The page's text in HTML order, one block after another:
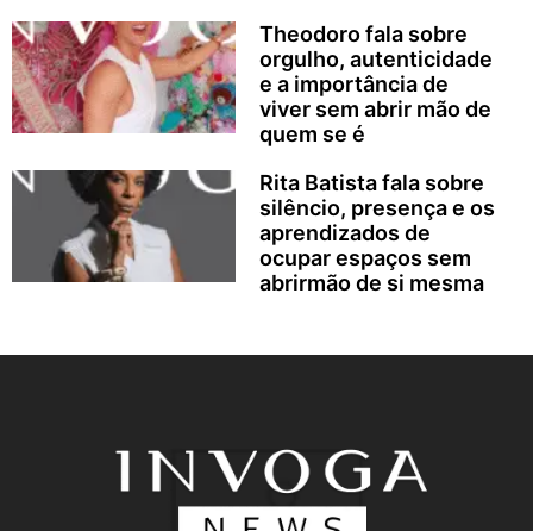
Theodoro fala sobre
orgulho, autenticidade
e a importância de
viver sem abrir mão de
quem se é
Rita Batista fala sobre
silêncio, presença e os
aprendizados de
ocupar espaços sem
abrirmão de si mesma